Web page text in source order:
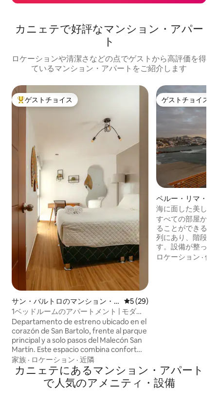
カニェテで好評なマンション・アパー
ト
ロケーションや清潔さなどの点でゲストから高評価を得
ているマンション・アパートをご紹介します
大好評のゲストチョイスです。
ゲストチョイス
サン・バルトロのマンション・
アパート
レビュー29件、5つ星中5つ
5 (29)
1ベッドルームのアパートメント | モダン
で中心部に位置
Departamento de estreno ubicado en el
corazón de San Bartolo, frente al parque
principal y a solo pasos del Malecón San
Martín. Este espacio combina confort
con una ubicación estratégica: muy
cerca de la playa y de la zona comercial.
En San Bartolo podrás disfrutar de
caminatas frente al mar, días de playa y
家族 · ロケーション · 近隣
ゲストチョイス
ゲストチョイス
ペルー・リマ・サ
ロのマンション・
海に面した美しい
パート
すべての部屋から
ることができる広
列にあり、階段を
す。設備が整って
ネット、ケーブ
ロケーション ·価
カニェテにあるマンション・アパート
で人気のアメニティ・設備